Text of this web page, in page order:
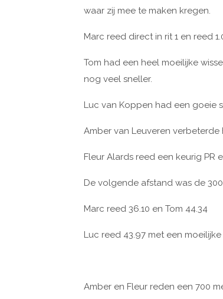
waar zij mee te maken kregen.
Marc reed direct in rit 1 en reed
Tom had een heel moeilijke
nog veel sneller.
Luc van Koppen had een goeie
Amber van Leuveren verbeterde
Fleur Alards reed een keurig PR
De volgende afstand was de 300
Marc reed 36.10 en Tom 44.34
Luc reed 43.97 met een
Amber en Fleur reden een 700